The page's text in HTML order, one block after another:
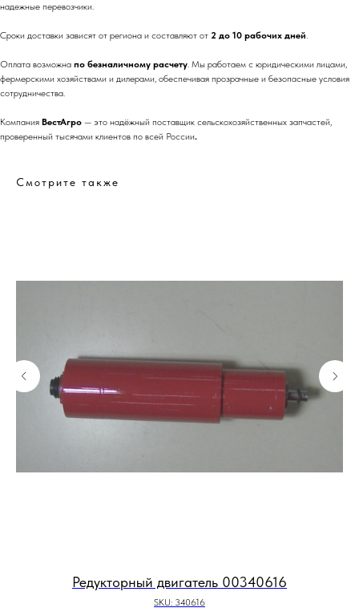
надежные перевозчики.
Сроки доставки зависят от региона и составляют от 2 до 10 рабочих дней.
Оплата возможна по безналичному расчету. Мы работаем с юридическими лицами,
фермерскими хозяйствами и дилерами, обеспечивая прозрачные и безопасные условия
сотрудничества.
Компания ВестАгро — это надёжный поставщик сельскохозяйственных запчастей,
проверенный тысячами клиентов по всей России.
Смотрите также
Редукторный двигатель 00340616
SKU: 340616